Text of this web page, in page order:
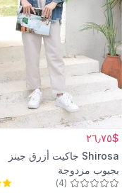
$٢٦٫٧٥
Shirosa جاكيت أزرق جينز
بجيوب مزدوجة
(
4
)